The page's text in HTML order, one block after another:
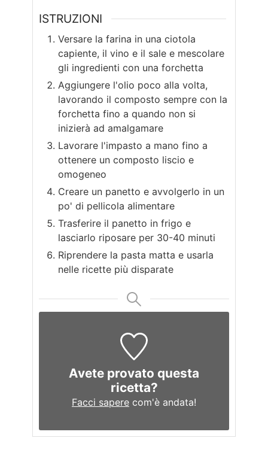
ISTRUZIONI
Versare la farina in una ciotola
capiente, il vino e il sale e mescolare
gli ingredienti con una forchetta
Aggiungere l'olio poco alla volta,
lavorando il composto sempre con la
forchetta fino a quando non si
inizierà ad amalgamare
Lavorare l'impasto a mano fino a
ottenere un composto liscio e
omogeneo
Creare un panetto e avvolgerlo in un
po' di pellicola alimentare
Trasferire il panetto in frigo e
lasciarlo riposare per 30-40 minuti
Riprendere la pasta matta e usarla
nelle ricette più disparate
Avete provato questa
ricetta?
Facci sapere com'è andata!